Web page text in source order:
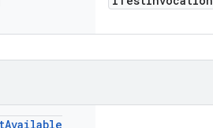
Available